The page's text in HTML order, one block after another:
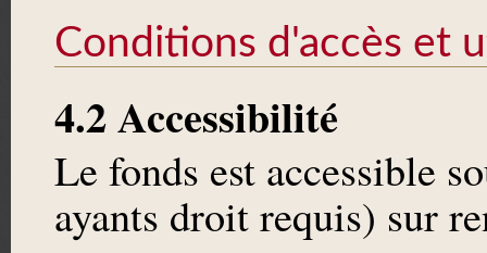
Conditions d'accès et
4.2 Accessibilité
Le fonds est accessible
ayants droit requis) sur